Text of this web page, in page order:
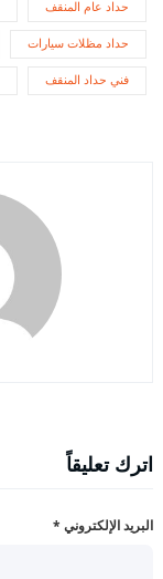
حداد عام المنقف
حداد مظلات سيارات
فني حداد المنقف
اترك تعليقاً
البريد الإلكتروني *